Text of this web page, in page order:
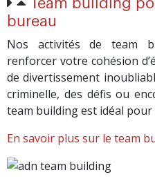
Team building
bureau
Nos activités de team
renforcer votre cohésion
de divertissement
criminelle, des défis ou
team building est idéal
En savoir plus sur le team